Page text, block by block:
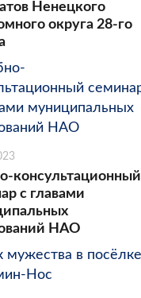
Ненецкого
округа 28-го
консультационный
с главами
НАО